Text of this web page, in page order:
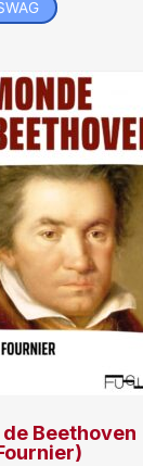
Beethoven